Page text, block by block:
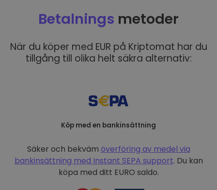
Betalnings metoder
När du köper med EUR på Kriptomat har du
tillgång till olika helt säkra alternativ:
Köp med en bankinsättning
Säker och bekväm överföring av medel via
bankinsättning med Instant SEPA support. Du kan
köpa med ditt EURO saldo.